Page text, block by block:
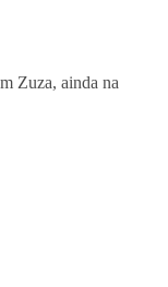
Zuza, ainda na